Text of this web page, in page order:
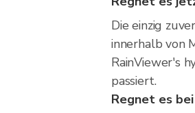
Die einzig
innerhalb von
RainViewer's
passiert.
Regnet es